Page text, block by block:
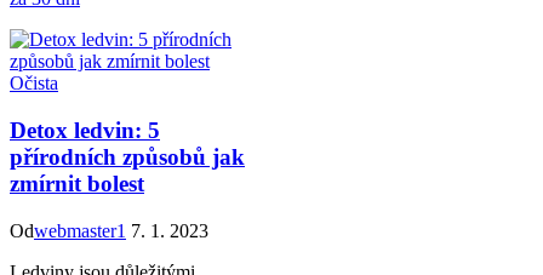
Očista
Detox ledvin: 5
přírodních způsobů jak
zmírnit bolest
Odwebmaster1 7. 1. 2023